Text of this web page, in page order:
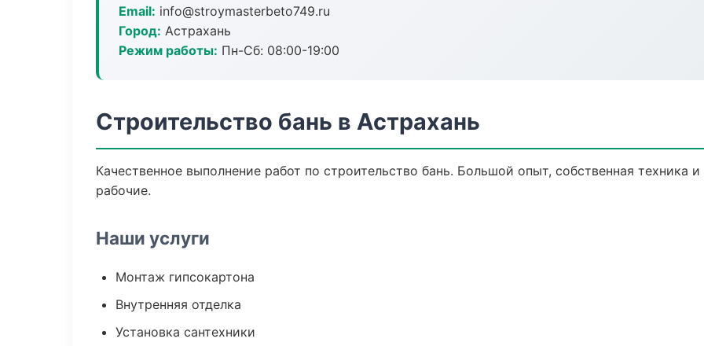
Email: info@stroymasterbeto749.ru
Город: Астрахань
Режим работы: Пн-Сб: 08:00-19:00
Строительство бань в Астрахань
Качественное выполнение работ по строительство бань. Большой опыт, собственная техника
рабочие.
Наши услуги
Монтаж гипсокартона
Внутренняя отделка
Установка сантехники